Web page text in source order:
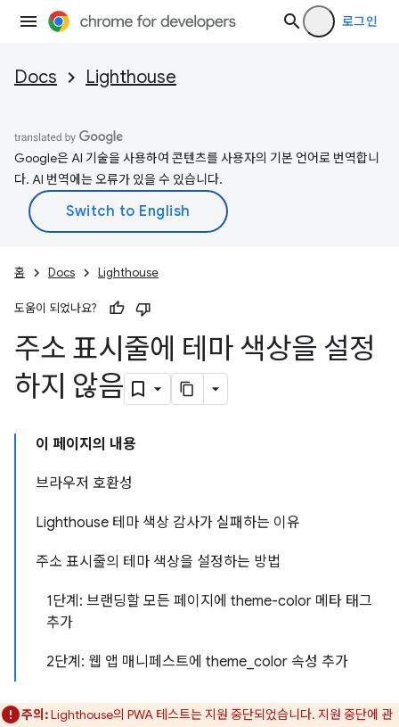
로그인
Docs Lighthouse
Google은 AI 기술을 사용하여 콘텐츠를 사용자의 기본 언어로 번역합니
다. AI 번역에는 오류가 있을 수 있습니다.
홈 Docs Lighthouse
도움이 되었나요?
주소 표시줄에 테마 색상을 설정
하지 않음
이 페이지의 내용
브라우저 호환성
Lighthouse 테마 색상 감사가 실패하는 이유
주소 표시줄의 테마 색상을 설정하는 방법
1단계: 브랜딩할 모든 페이지에 theme-color 메타 태그
추가
2단계: 웹 앱 매니페스트에 theme_color 속성 추가
주의:Lighthouse의 PWA 테스트는 지원 중단되었습니다. 지원 중단에 관